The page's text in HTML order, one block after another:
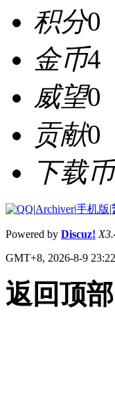
积分0
金币4
威望0
贡献0
下载币
|Archiver|手机版|
Powered by Discuz!
GMT+8, 2026-8-9 23:22
返回顶部